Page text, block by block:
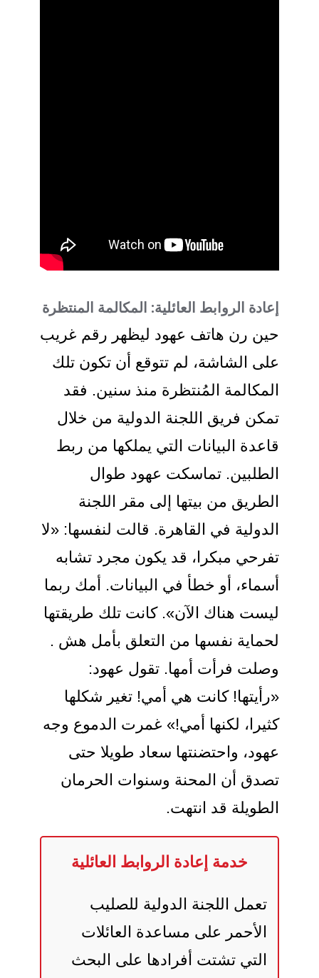
إعادة الروابط العائلية: المكالمة المنتظرة
حين رن هاتف عهود ليظهر رقم غريب
على الشاشة، لم تتوقع أن تكون تلك
المكالمة المُنتظرة منذ سنين. فقد
تمكن فريق اللجنة الدولية من خلال
قاعدة البيانات التي يملكها من ربط
الطلبين. تماسكت عهود طوال
الطريق من بيتها إلى مقر اللجنة
الدولية في القاهرة. قالت لنفسها: «لا
تفرحي مبكرا، قد يكون مجرد تشابه
أسماء، أو خطأ في البيانات. أمك ربما
ليست هناك الآن». كانت تلك طريقتها
لحماية نفسها من التعلق بأمل هش .
وصلت فرأت أمها. تقول عهود:
«رأيتها! كانت هي أمي! تغير شكلها
كثيرا، لكنها أمي!» غمرت الدموع وجه
عهود، واحتضنتها سعاد طويلا حتى
تصدق أن المحنة وسنوات الحرمان
الطويلة قد انتهت.
خدمة إعادة الروابط العائلية
تعمل اللجنة الدولية للصليب
الأحمر على مساعدة العائلات
التي تشتت أفرادها على البحث